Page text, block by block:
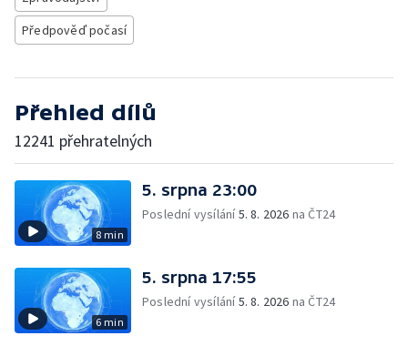
Předpověď počasí
Přehled dílů
12241 přehratelných
8 min
5. srpna 23:00
Poslední vysílání5. 8. 2026 na ČT24
6 min
5. srpna 17:55
Poslední vysílání5. 8. 2026 na ČT24